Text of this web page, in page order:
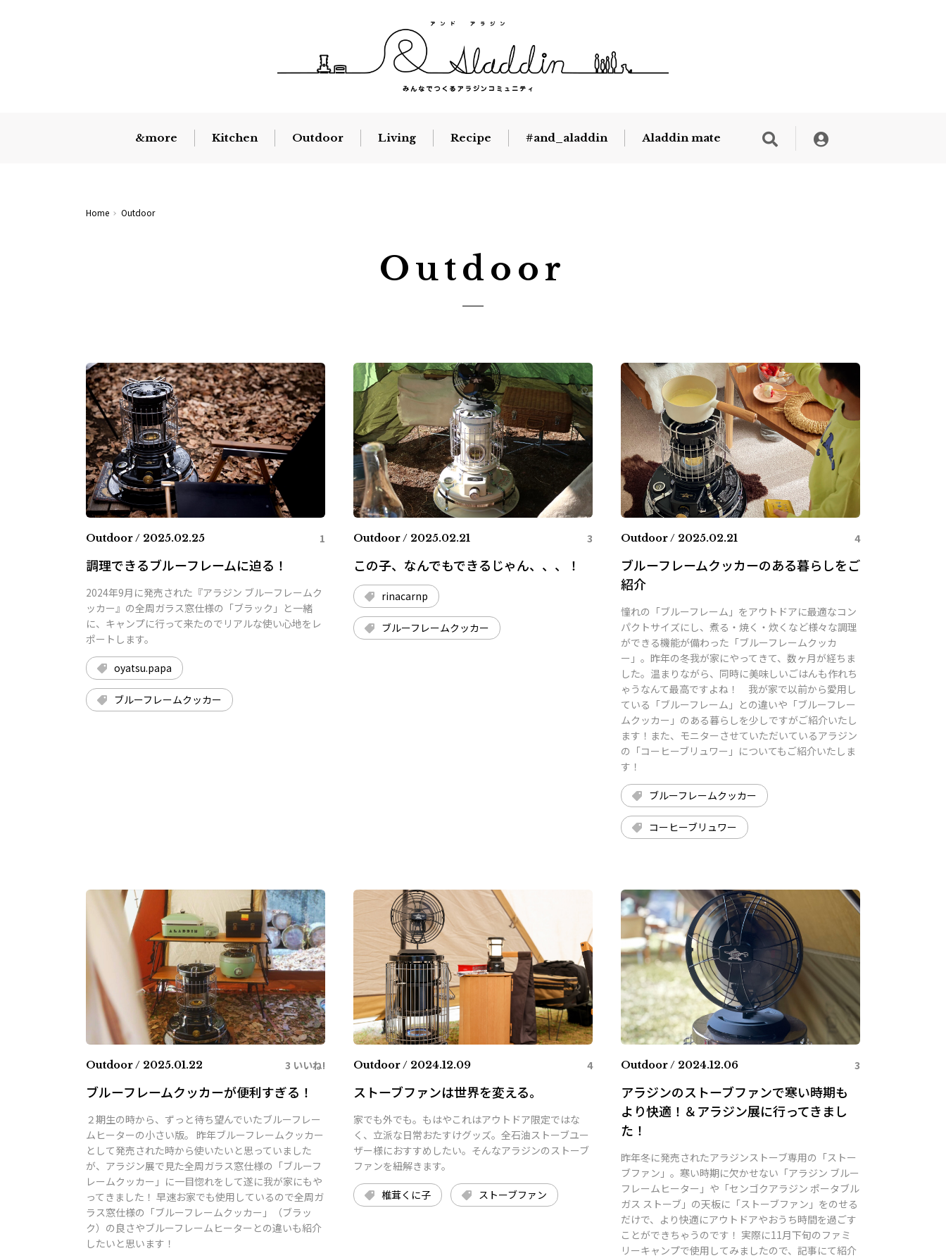
&more Kitchen Outdoor Living Recipe #and_aladdin Aladdin mate
Home Outdoor
Outdoor
Outdoor / 2025.02.25 1
調理できるブルーフレームに迫る！
2024年9月に発売された『アラジン ブルーフレームク
ッカー』の全周ガラス窓仕様の「ブラック」と一緒
に、キャンプに行って来たのでリアルな使い心地をレ
ポートします。
oyatsu.papa
ブルーフレームクッカー
Outdoor / 2025.02.21 3
この子、なんでもできるじゃん、、、！
rinacarnp
ブルーフレームクッカー
Outdoor / 2025.02.21 4
ブルーフレームクッカーのある暮らしをご
紹介
憧れの「ブルーフレーム」をアウトドアに最適なコン
パクトサイズにし、煮る・焼く・炊くなど様々な調理
ができる機能が備わった「ブルーフレームクッカ
ー」。昨年の冬我が家にやってきて、数ヶ月が経ちま
した。温まりながら、同時に美味しいごはんも作れち
ゃうなんて最高ですよね！ 我が家で以前から愛用し
ている「ブルーフレーム」との違いや「ブルーフレー
ムクッカー」のある暮らしを少しですがご紹介いたし
ます！また、モニターさせていただいているアラジン
の「コーヒーブリュワー」についてもご紹介いたしま
す！
ブルーフレームクッカー
コーヒーブリュワー
Outdoor / 2025.01.22 3 いいね!
ブルーフレームクッカーが便利すぎる！
２期生の時から、ずっと待ち望んでいたブルーフレー
ムヒーターの小さい版。 昨年ブルーフレームクッカー
として発売された時から使いたいと思っていました
が、アラジン展で見た全周ガラス窓仕様の「ブルーフ
レームクッカー」に一目惚れをして遂に我が家にもや
ってきました！ 早速お家でも使用しているので全周ガ
ラス窓仕様の「ブルーフレームクッカー」（ブラッ
ク）の良さやブルーフレームヒーターとの違いも紹介
したいと思います！
Outdoor / 2024.12.09 4
ストーブファンは世界を変える。
家でも外でも。もはやこれはアウトドア限定ではな
く、立派な日常おたすけグッズ。全石油ストーブユー
ザー様におすすめしたい。そんなアラジンのストーブ
ファンを紐解きます。
椎茸くに子 ストーブファン
Outdoor / 2024.12.06 3
アラジンのストーブファンで寒い時期も
より快適！＆アラジン展に行ってきまし
た！
昨年冬に発売されたアラジンストーブ専用の「ストー
ブファン」。寒い時期に欠かせない「アラジン ブルー
フレームヒーター」や「センゴクアラジン ポータブル
ガス ストーブ」の天板に「ストーブファン」をのせる
だけで、より快適にアウトドアやおうち時間を過ごす
ことができちゃうのです！ 実際に11月下旬のファミ
リーキャンプで使用してみましたので、記事にて紹介